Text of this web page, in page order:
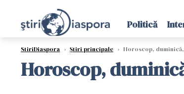
Politică
StiriDiaspora › Știri principale › Horoscop, duminică,
Horoscop,